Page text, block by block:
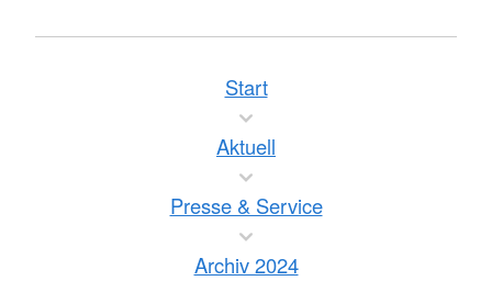
Start
Aktuell
Presse & Service
Archiv 2024